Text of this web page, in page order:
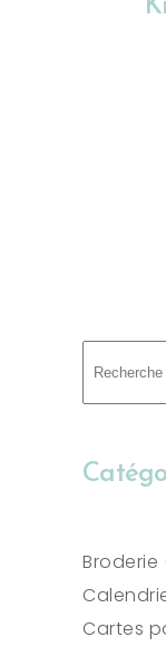
Broderie
Cartes